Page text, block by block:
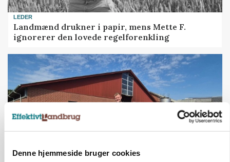
Denne hjemmeside bruger cookies
LEDER
Landmænd drukner i papir, mens Mette F.
ignorerer den lovede regelforenkling